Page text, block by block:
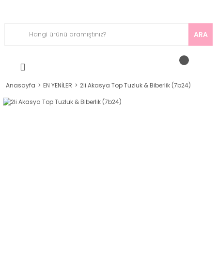
ARA
Anasayfa EN YENİLER 2li Akasya Top Tuzluk & Biberlik (7b24)